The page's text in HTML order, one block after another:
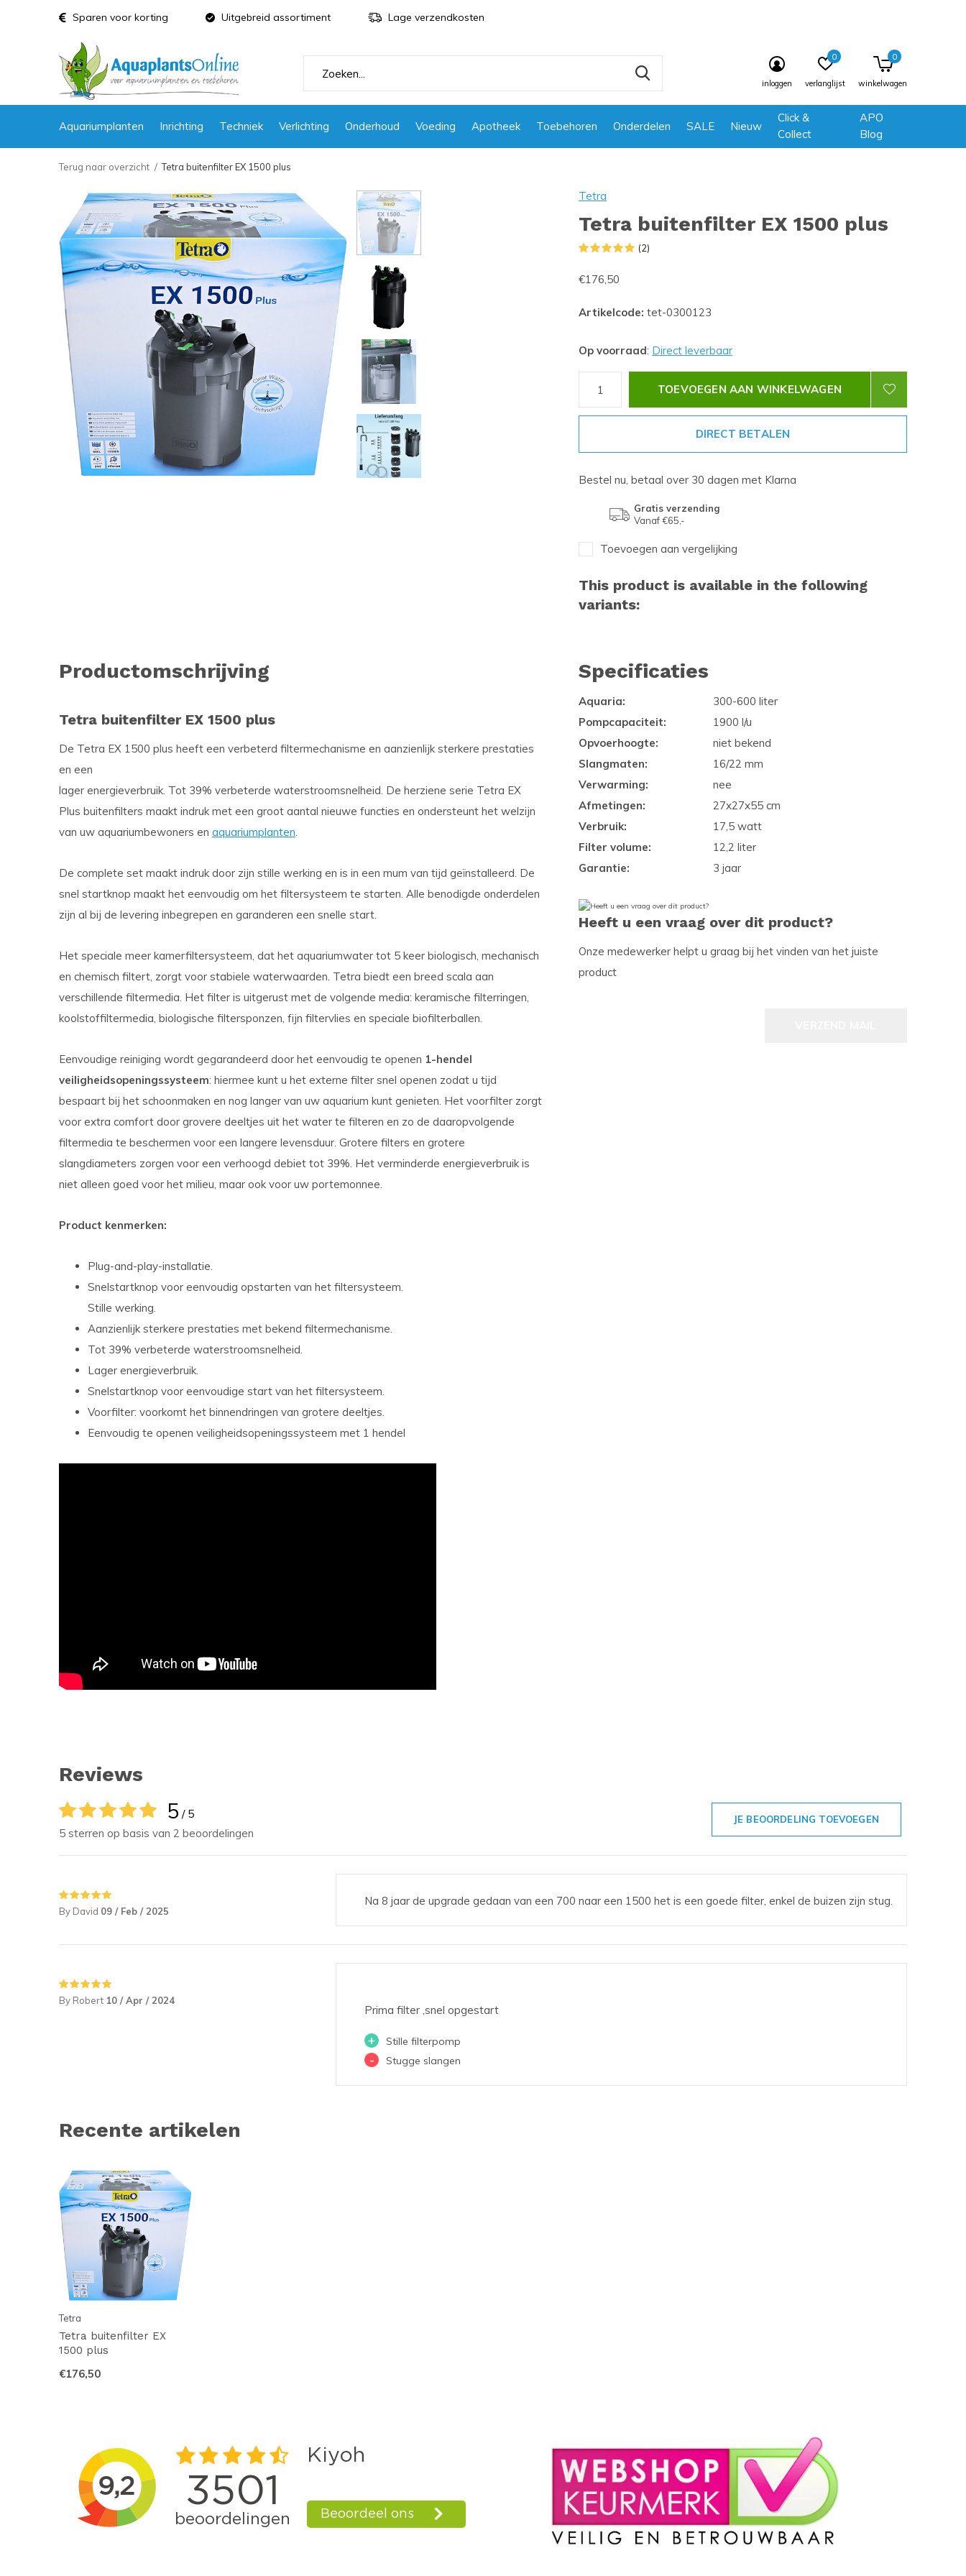
Aquariumplanten Inrichting Techniek Verlichting Onderhoud Voeding Apotheek Toebehoren Onderdelen SALE Nieuw
Click &
Collect
APO
Blog
inloggen verlanglijst
0
winkelwagen
0
Sparen voor korting Uitgebreid assortiment Lage verzendkosten
Terug naar overzicht Tetra buitenfilter EX 1500 plus
Tetra
Tetra buitenfilter EX 1500 plus
(2)
€176,50
Artikelcode: tet-0300123
Op voorraad: Direct leverbaar
TOEVOEGEN AAN WINKELWAGEN
DIRECT BETALEN
Bestel nu, betaal over 30 dagen met Klarna
Gratis verzending
Vanaf €65,-
Toevoegen aan vergelijking
This product is available in the following
variants:
Productomschrijving
Tetra buitenfilter EX 1500 plus
De Tetra EX 1500 plus heeft een verbeterd filtermechanisme en aanzienlijk sterkere prestaties
en een
lager energieverbruik. Tot 39% verbeterde waterstroomsnelheid. De herziene serie Tetra EX
Plus buitenfilters maakt indruk met een groot aantal nieuwe functies en ondersteunt het welzijn
van uw aquariumbewoners en aquariumplanten.
De complete set maakt indruk door zijn stille werking en is in een mum van tijd geïnstalleerd. De
snel startknop maakt het eenvoudig om het filtersysteem te starten. Alle benodigde onderdelen
zijn al bij de levering inbegrepen en garanderen een snelle start.
Het speciale meer kamerfiltersysteem, dat het aquariumwater tot 5 keer biologisch, mechanisch
en chemisch filtert, zorgt voor stabiele waterwaarden. Tetra biedt een breed scala aan
verschillende filtermedia. Het filter is uitgerust met de volgende media: keramische filterringen,
koolstoffiltermedia, biologische filtersponzen, fijn filtervlies en speciale biofilterballen.
Eenvoudige reiniging wordt gegarandeerd door het eenvoudig te openen 1-hendel
veiligheidsopeningssysteem: hiermee kunt u het externe filter snel openen zodat u tijd
bespaart bij het schoonmaken en nog langer van uw aquarium kunt genieten. Het voorfilter zorgt
voor extra comfort door grovere deeltjes uit het water te filteren en zo de daaropvolgende
filtermedia te beschermen voor een langere levensduur. Grotere filters en grotere
slangdiameters zorgen voor een verhoogd debiet tot 39%. Het verminderde energieverbruik is
niet alleen goed voor het milieu, maar ook voor uw portemonnee.
Product kenmerken:
Plug-and-play-installatie.
Snelstartknop voor eenvoudig opstarten van het filtersysteem.
Stille werking.
Aanzienlijk sterkere prestaties met bekend filtermechanisme.
Tot 39% verbeterde waterstroomsnelheid.
Lager energieverbruik.
Snelstartknop voor eenvoudige start van het filtersysteem.
Voorfilter: voorkomt het binnendringen van grotere deeltjes.
Eenvoudig te openen veiligheidsopeningssysteem met 1 hendel
Specificaties
Aquaria:
300-600 liter
Pompcapaciteit:
1900 l/u
Opvoerhoogte:
niet bekend
Slangmaten:
16/22 mm
Verwarming:
nee
Afmetingen:
27x27x55 cm
Verbruik:
17,5 watt
Filter volume:
12,2 liter
Garantie:
3 jaar
Heeft u een vraag over dit product?
Onze medewerker helpt u graag bij het vinden van het juiste
product
Reviews
5 / 5
5 sterren op basis van 2 beoordelingen
JE BEOORDELING TOEVOEGEN
By David 09 / Feb / 2025
Na 8 jaar de upgrade gedaan van een 700 naar een 1500 het is een goede filter, enkel de buizen zijn stug.
By Robert 10 / Apr / 2024
Prima filter ,snel opgestart
+ Stille filterpomp
- Stugge slangen
Recente artikelen
Tetra
Tetra buitenfilter EX
1500 plus
€176,50